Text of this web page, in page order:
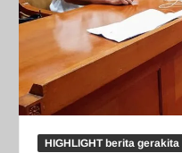
HIGHLIGHT berita gerakita